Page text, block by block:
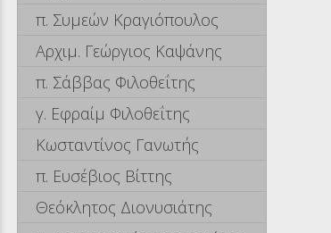
π. Συμεών Κραγιόπουλος
Αρχιμ. Γεώργιος Καψάνης
π. Σάββας Φιλοθεΐτης
γ. Εφραίμ Φιλοθεΐτης
Κωσταντίνος Γανωτής
π. Ευσέβιος Βίττης
Θεόκλητος Διονυσιάτης